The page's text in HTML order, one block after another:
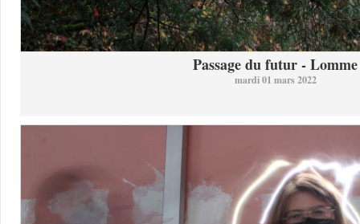
Passage du futur - Lomme
mardi 01 mars 2022